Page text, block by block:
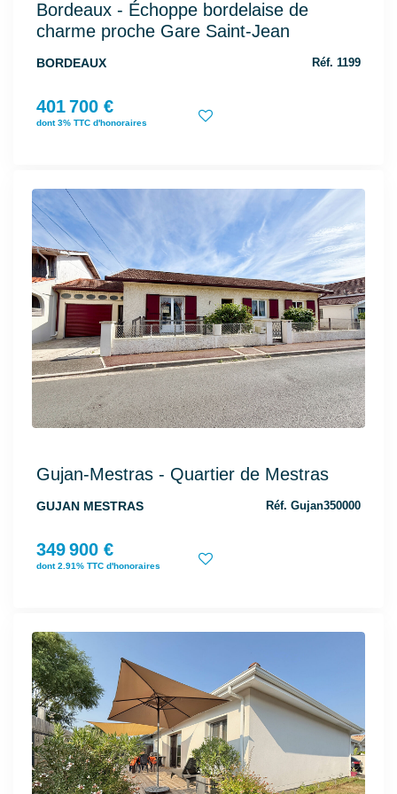
Bordeaux - Échoppe bordelaise de
charme proche Gare Saint-Jean
BORDEAUX Réf. 1199
401 700 €
dont 3% TTC d'honoraires
Gujan-Mestras - Quartier de Mestras
GUJAN MESTRAS Réf. Gujan350000
349 900 €
dont 2.91% TTC d'honoraires